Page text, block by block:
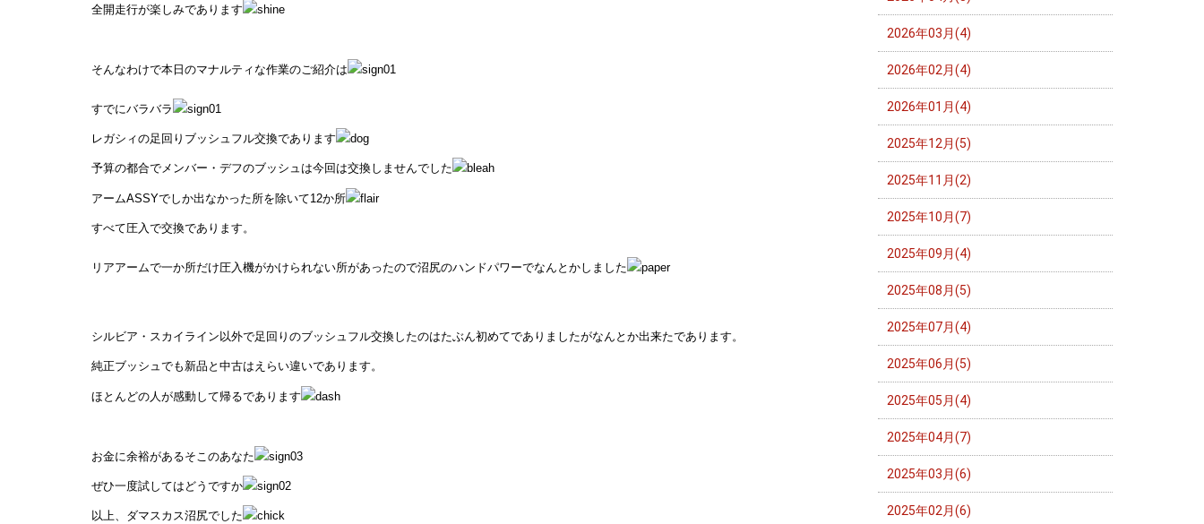
全開走行が楽しみであります
そんなわけで本日のマナルティな作業のご紹介は
すでにバラバラ
レガシィの足回りブッシュフル交換であります
予算の都合でメンバー・デフのブッシュは今回は交換しませんでした
アームASSYでしか出なかった所を除いて12か所
すべて圧入で交換であります。
リアアームで一か所だけ圧入機がかけられない所があったので沼尻のハンドパワーでなんとかしました
シルビア・スカイライン以外で足回りのブッシュフル交換したのはたぶん初めてでありましたがなんとか出来たであります。
純正ブッシュでも新品と中古はえらい違いであります。
ほとんどの人が感動して帰るであります
お金に余裕があるそこのあなた
ぜひ一度試してはどうですか
以上、ダマスカス沼尻でした
2026年03月(4)
2026年02月(4)
2026年01月(4)
2025年12月(5)
2025年11月(2)
2025年10月(7)
2025年09月(4)
2025年08月(5)
2025年07月(4)
2025年06月(5)
2025年05月(4)
2025年04月(7)
2025年03月(6)
2025年02月(6)